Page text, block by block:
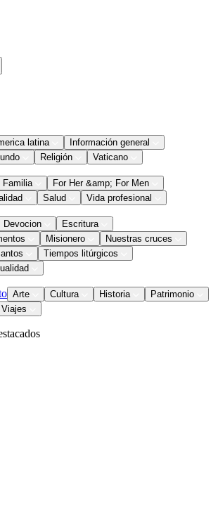
latina
Información general
Religión Vaticano
Familia
For Her &amp; For Men
Salud Vida profesional
Devocion
Escritura
Misionero
Nuestras cruces
Tiempos litúrgicos
Arte Cultura Historia
Patrimonio
Viajes